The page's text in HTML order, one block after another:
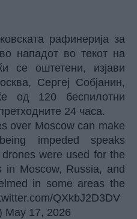
рафинерија за
нападот во текот на
се оштетени, изјави
Сергеј Собјанин,
од 120 беспилотни
24 часа.
over Moscow can make
impeded speaks
were used for the
in Moscow, Russia, and
in some areas the
QXkbJ2D3DV
May 17, 2026